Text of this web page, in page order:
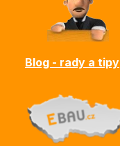
Blog - rady a tipy